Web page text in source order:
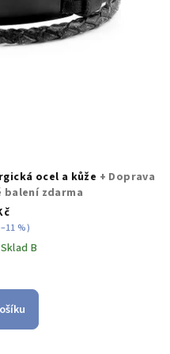
ocel a kůže + Doprava
balení zdarma
%)
B